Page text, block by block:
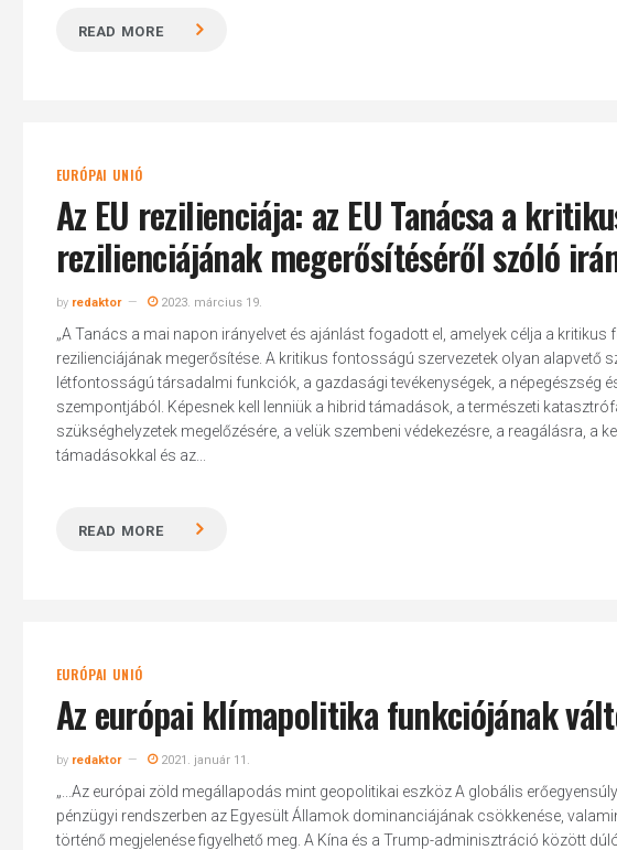
READ MORE
EURÓPAI UNIÓ
Az EU rezilienciája: az EU Tanácsa a
rezilienciájának megerősítéséről szóló
by redaktor 2023. március 19.
„A Tanács a mai napon irányelvet és ajánlást fogadott el, amelyek célja a
rezilienciájának megerősítése. A kritikus fontosságú szervezetek olyan alapvető
létfontosságú társadalmi funkciók, a gazdasági tevékenységek, a népegészség
szempontjából. Képesnek kell lenniük a hibrid támadások, a természeti
szükséghelyzetek megelőzésére, a velük szembeni védekezésre, a reagálásra, a
támadásokkal és az...
READ MORE
EURÓPAI UNIÓ
Az európai klímapolitika funkciójának
by redaktor 2021. január 11.
„...Az európai zöld megállapodás mint geopolitikai eszköz A globális
pénzügyi rendszerben az Egyesült Államok dominanciájának csökkenése,
történő megjelenése figyelhető meg. A Kína és a Trump-adminisztráció között